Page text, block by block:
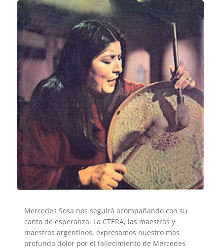
Mercedes Sosa nos seguirá acompañando con su
canto de esperanza. La CTERA, las maestras y
maestros argentinos, expresamos nuestro mas
profundo dolor por el fallecimiento de Mercedes